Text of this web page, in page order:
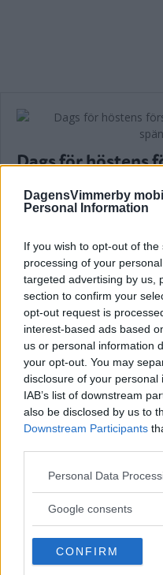
DagensVimmerby
Personal Information
If you wish to opt-out of
processing of your
targeted advertising by us,
section to confirm your
opt-out request is
interest-based ads based
us or personal information
your opt-out. You may
disclosure of your
IAB’s list of downstream
also be disclosed by us to
Downstream Participants
Please note that this
not limited to your visit or
use your data for below
consent section.
Personal Data
Google consents
CONFIRM
Dags för höstens
NYHETER 27 september 2025
Läs in
SENASTE
DEBATT: Skärp lagen och
HÄR ÄR PLATSEN
BRANDSTATION
Klockan klämtar – är
”Alltid varit en dröm” –
hemmaplan
MEST LÄST